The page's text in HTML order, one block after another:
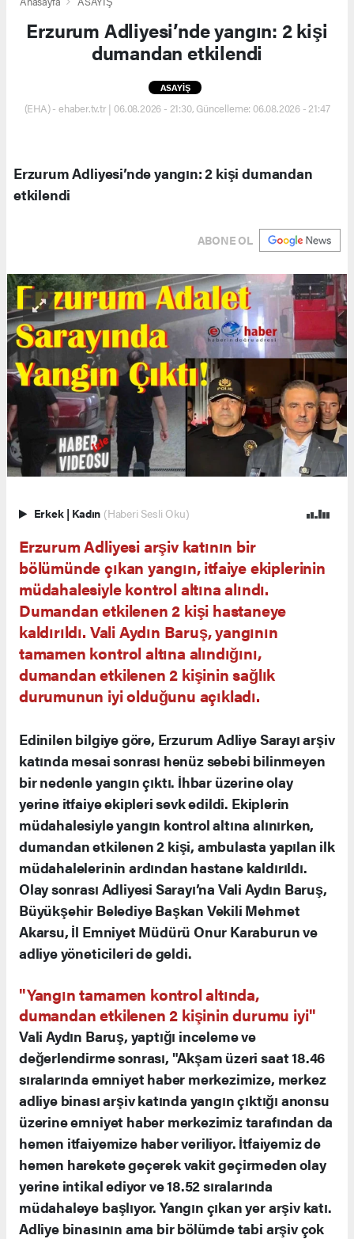
Erzurum Adliyesi’nde yangın: 2 kişi
dumandan etkilendi
ASAYİŞ
(EHA) - ehaber.tv.tr | 06.08.2026 - 21:30, Güncelleme: 06.08.2026 - 21:47
Erzurum Adliyesi’nde yangın: 2 kişi dumandan
etkilendi
ABONE OL
Erkek | Kadın (Haberi Sesli Oku)
Erzurum Adliyesi arşiv katının bir
bölümünde çıkan yangın, itfaiye ekiplerinin
müdahalesiyle kontrol altına alındı.
Dumandan etkilenen 2 kişi hastaneye
kaldırıldı. Vali Aydın Baruş, yangının
tamamen kontrol altına alındığını,
dumandan etkilenen 2 kişinin sağlık
durumunun iyi olduğunu açıkladı.
Edinilen bilgiye göre, Erzurum Adliye Sarayı arşiv
katında mesai sonrası henüz sebebi bilinmeyen
bir nedenle yangın çıktı. İhbar üzerine olay
yerine itfaiye ekipleri sevk edildi. Ekiplerin
müdahalesiyle yangın kontrol altına alınırken,
dumandan etkilenen 2 kişi, ambulasta yapılan ilk
müdahalelerinin ardından hastane kaldırıldı.
Olay sonrası Adliyesi Sarayı’na Vali Aydın Baruş,
Büyükşehir Belediye Başkan Vekili Mehmet
Akarsu, İl Emniyet Müdürü Onur Karaburun ve
adliye yöneticileri de geldi.
"Yangın tamamen kontrol altında,
dumandan etkilenen 2 kişinin durumu iyi"
Vali Aydın Baruş, yaptığı inceleme ve
değerlendirme sonrası, "Akşam üzeri saat 18.46
sıralarında emniyet haber merkezimize, merkez
adliye binası arşiv katında yangın çıktığı anonsu
üzerine emniyet haber merkezimiz tarafından da
hemen itfaiyemize haber veriliyor. İtfaiyemiz de
hemen harekete geçerek vakit geçirmeden olay
yerine intikal ediyor ve 18.52 sıralarında
müdahaleye başlıyor. Yangın çıkan yer arşiv katı.
Adliye binasının ama bir bölümde tabi arşiv çok